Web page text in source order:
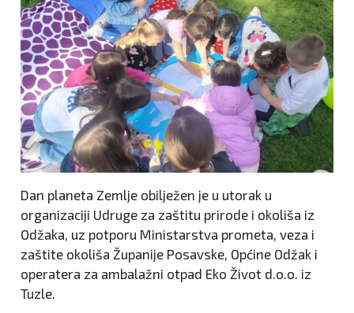
Dan planeta Zemlje obilježen je u utorak u
organizaciji Udruge za zaštitu prirode i okoliša iz
Odžaka, uz potporu Ministarstva prometa, veza i
zaštite okoliša Županije Posavske, Općine Odžak i
operatera za ambalažni otpad Eko Život d.o.o. iz
Tuzle.